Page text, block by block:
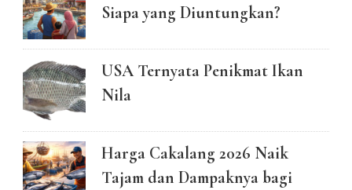
Siapa yang Diuntungkan?
USA Ternyata Penikmat Ikan
Nila
Harga Cakalang 2026 Naik
Tajam dan Dampaknya bagi